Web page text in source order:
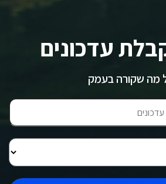
עדכונים
מה שקורה בעמק